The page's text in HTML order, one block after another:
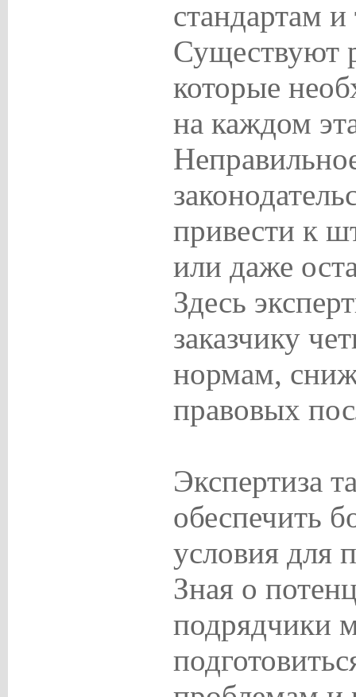
стандартам
Существуют
которые
на каждом
привести к
или даже
Здесь
заказчику
нормам,
правовых
Экспертиза
обеспечить
условия для
Зная о
подрядчики